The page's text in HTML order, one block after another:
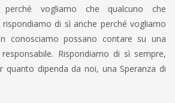
vogliamo che qualcuno che
di sì anche perché vogliamo
conosciamo possano contare su una
Rispondiamo di sì sempre,
quanto dipenda da noi, una Speranza di